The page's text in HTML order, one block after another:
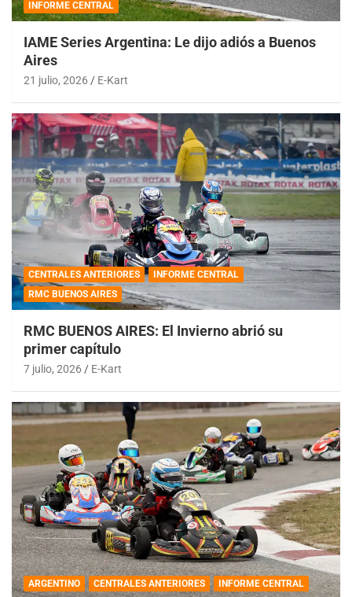
INFORME CENTRAL
IAME Series Argentina: Le dijo adiós a Buenos
Aires
21 julio, 2026 E-Kart
CENTRALES ANTERIORES
INFORME CENTRAL
RMC BUENOS AIRES
RMC BUENOS AIRES: El Invierno abrió su
primer capítulo
7 julio, 2026 E-Kart
ARGENTINO CENTRALES ANTERIORES INFORME CENTRAL